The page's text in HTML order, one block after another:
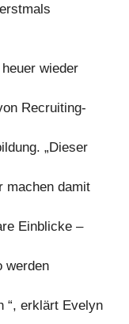
wieder
Recruiting-
„Dieser
machen damit
Einblicke –
werden
“, erklärt Evelyn